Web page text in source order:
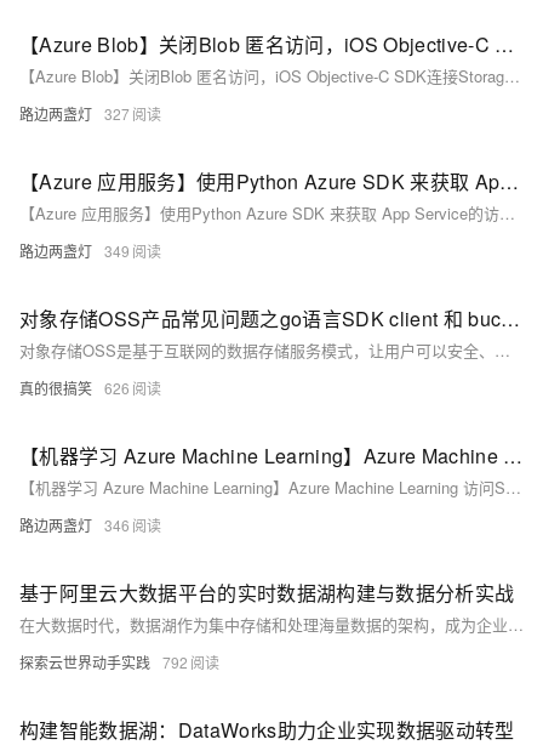
【Azure Blob】关闭Blob 匿名访问，iOS Objective-C SDK连接Storage Account报错
【Azure Blob】关闭Blob 匿名访问，iOS Objective-C SDK连接Storage Account报错
路边两盏灯 327
【Azure 应用服务】使用Python Azure SDK 来获取 App Service的访问限制信息(Access Restrictions)
【Azure 应用服务】使用Python Azure SDK 来获取 App Service的访问限制信息(Access Restrictions)
路边两盏灯 349
对象存储OSS产品常见问题之go语言SDK client 和 bucket 并发安全如何解决
对象存储OSS是基于互联网的数据存储服务模式，让用户可以安全、可靠地存储大量非结构化数据，如图片、音频、视频、文档等任意类型文件，并通过简单的基于HTTP/HTTPS协议的RESTful API接口进行访问和管理。本帖梳理了用户在实际使用中可能遇到的各种常见问题，涵盖了基础操作、性能优化、安全设置、费用管理、数据备份与恢复、跨区域同步、API接口调用等多个方面。
真的很搞笑 626
【机器学习 Azure Machine Learning】Azure Machine Learning 访问SQL Server 无法写入问题 (使用微软Python AML Core SDK）
【机器学习 Azure Machine Learning】Azure Machine Learning 访问SQL Server 无法写入问题 (使用微软Python AML Core SDK）
路边两盏灯 346
基于阿里云大数据平台的实时数据湖构建与数据分析实战
在大数据时代，数据湖作为集中存储和处理海量数据的架构，成为企业数据管理的核心。阿里云提供包括MaxCompute、DataWorks、E-MapReduce等在内的完整大数据平台，支持从数据采集、存储、处理到分析的全流程。本文通过电商平台案例，展示如何基于阿里云构建实时数据湖，实现数据价值挖掘。平台优势包括全托管服务、高扩展性、丰富的生态集成和强大的数据分析工具。
探索云世界动手实践 792
构建智能数据湖：DataWorks助力企业实现数据驱动转型